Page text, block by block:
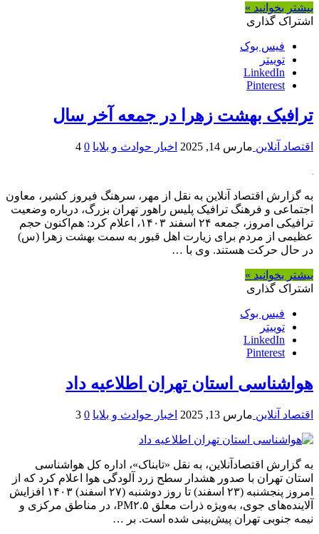
بیشتر بخوانید »
اشتراک گذاری
فیس بوک
توییتر
LinkedIn
Pinterest
ترافیک بهشت زهرا در جمعه آخر سال
اقتصاد آنلاین مارس 14, 2025 اخبار حوادث و بلایا 0
4
به گزارش اقتصاد آنلاین به نقل از مهر، سرهنگ فیروز کشیر، معاون
اجتماعی و فرهنگ ترافیک پلیس راهور تهران بزرگ، درباره وضعیت
ترافیکی امروز، جمعه ۲۴ اسفند ۱۴۰۳، اعلام کرد: هم‌اکنون حجم
عظیمی از مردم برای زیارت اهل قبور به سمت بهشت زهرا (س)
در حال حرکت هستند. وی با …
بیشتر بخوانید »
اشتراک گذاری
فیس بوک
توییتر
LinkedIn
Pinterest
هواشناسی استان تهران اطلاعیه داد
اقتصاد آنلاین مارس 13, 2025 اخبار حوادث و بلایا 0
3
به گزارش اقتصادآنلاین، به نقل «تابناک»، اداره کل هواشناسی
استان تهران با صدور هشدار سطح زرد آلودگی هوا اعلام کرد که از
امروز پنجشنبه (۲۳ اسفند) تا روز دوشنبه (۲۷ اسفند) ۱۴۰۳ افزایش
آلاینده‌های جوی، به‌ویژه ذرات معلق PM۲.۵، در مناطق مرکزی و
نیمه جنوبی تهران پیش‌بینی شده است. بر …